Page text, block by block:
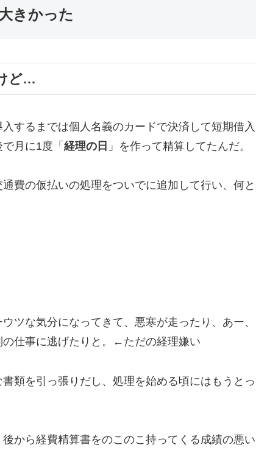
きかった
ど…
するまでは個人名義のカードで決済して短期借入
月に1度「 経理の日 」を作って精算してたんだ。
費の仮払いの処理をついでに追加して行い、何と
ツな気分になってきて、悪寒が走ったり、あー、
仕事に逃げたりと。←ただの経理嫌い
類を引っ張りだし、処理を始める頃にはもうとっ
から経費精算書をのこのこ持ってくる成績の悪い